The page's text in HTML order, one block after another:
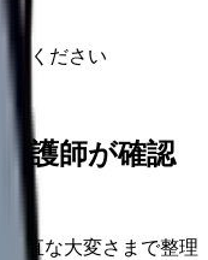
てください
護師が確認
直な大変さまで整理